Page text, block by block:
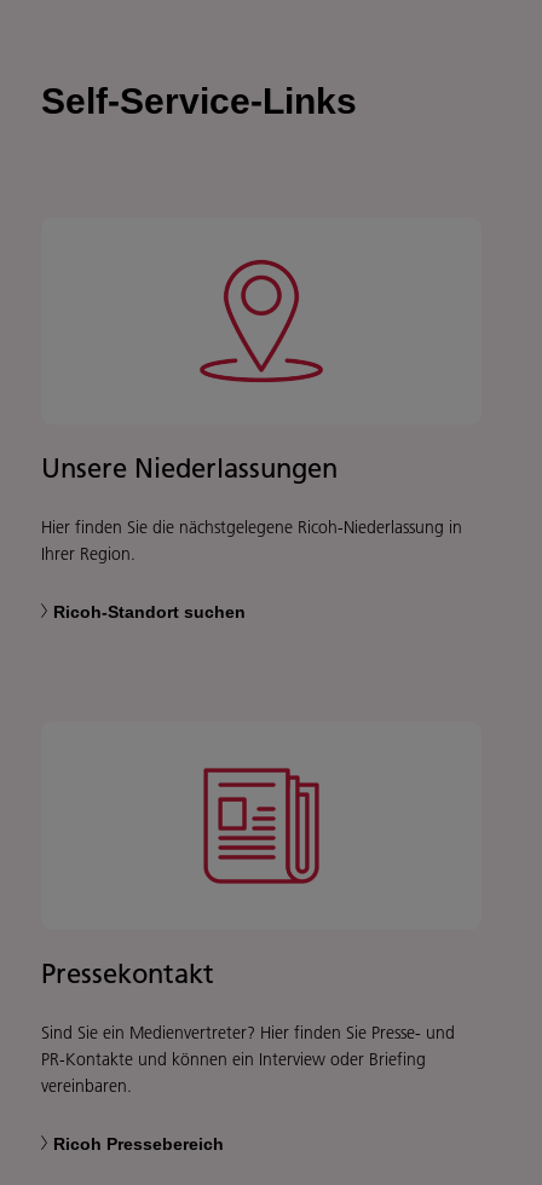
Self-Service-Links
Unsere Niederlassungen
Hier finden Sie die nächstgelegene Ricoh-Niederlassung in
Ihrer Region.
Ricoh-Standort suchen
Pressekontakt
Sind Sie ein Medienvertreter? Hier finden Sie Presse- und
PR-Kontakte und können ein Interview oder Briefing
vereinbaren.
Ricoh Pressebereich